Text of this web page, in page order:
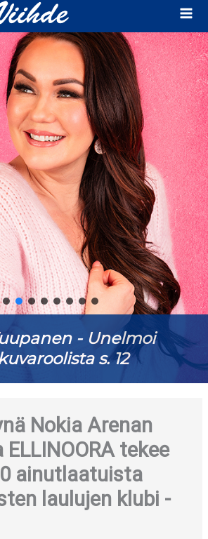
- Unelmoi
s. 12
Nokia Arenan
tekee
ainutlaatuista
laulujen klubi -